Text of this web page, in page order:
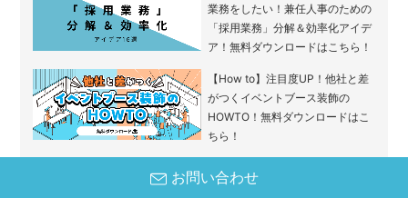
お問い合わせ
業務をしたい！兼任人事のための
「採用業務」分解＆効率化アイデ
ア！無料ダウンロードはこちら！
【How to】注目度UP！他社と差
がつくイベントブース装飾の
HOWTO！無料ダウンロードはこ
ちら！